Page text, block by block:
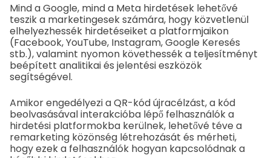
Mind a Google, mind a Meta hirdetések lehetővé
teszik a marketingesek számára, hogy közvetlenül
elhelyezhessék hirdetéseiket a platformjaikon
(Facebook, YouTube, Instagram, Google Keresés
stb.), valamint nyomon követhessék a teljesítményt
beépített analitikai és jelentési eszközök
segítségével.
Amikor engedélyezi a QR-kód újracélzást, a kód
beolvasásával interakcióba lépő felhasználók a
hirdetési platformokba kerülnek, lehetővé téve a
remarketing közönség létrehozását és mérheti,
hogy ezek a felhasználók hogyan kapcsolódnak a